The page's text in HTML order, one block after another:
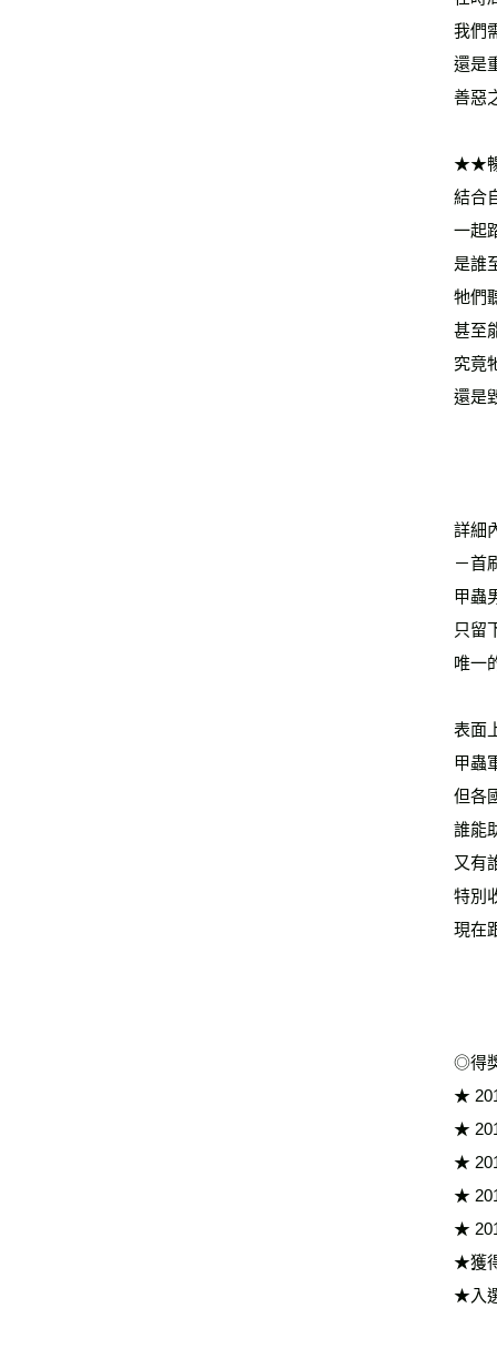
我們
還是
善惡
★★暢
結合
一起
是誰
牠們
甚至
究竟
還是
詳細
－首
甲蟲
只留
唯一
表面
甲蟲
但各
誰能
又有
特別
現在
◎得
★
★
★
★
★
★獲
★入